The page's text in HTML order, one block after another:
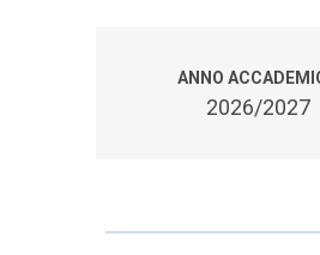
ANNO
2026/2027